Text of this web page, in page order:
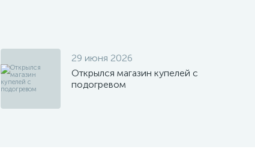
29 июня 2026
Открылся магазин купелей с
подогревом